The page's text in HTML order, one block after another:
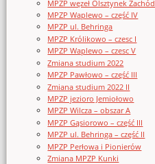
MPZP węzeł Olsztynek Zachód
MPZP Waplewo – część IV
MPZP ul. Behringa
MPZP Królikowo – czesc I
MPZP Waplewo – czesc V
Zmiana studium 2022
MPZP Pawłowo – część III
Zmiana studium 2022 II
MPZP jezioro Jemiołowo
MPZP Wilcza – obszar A
MPZP Gąsiorowo – część III
MPZP ul. Behringa – część II
MPZP Perłowa i Pionierów
Zmiana MPZP Kunki